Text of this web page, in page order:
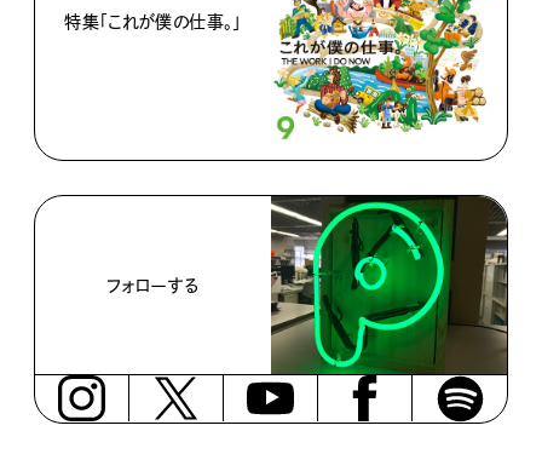
特集「これが僕の仕事。」
フォローする